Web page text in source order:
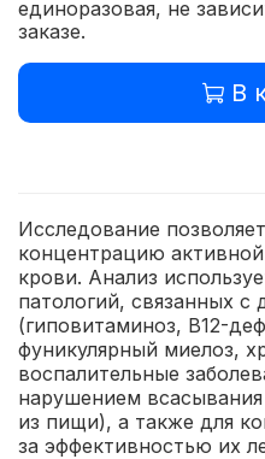
единоразовая, не
заказе.
В
Исследование
концентрацию
крови. Анализ
патологий, связанных
(гиповитаминоз, B12-
фуникулярный миелоз,
воспалительные
нарушением
из пищи), а также для
за эффективностью их